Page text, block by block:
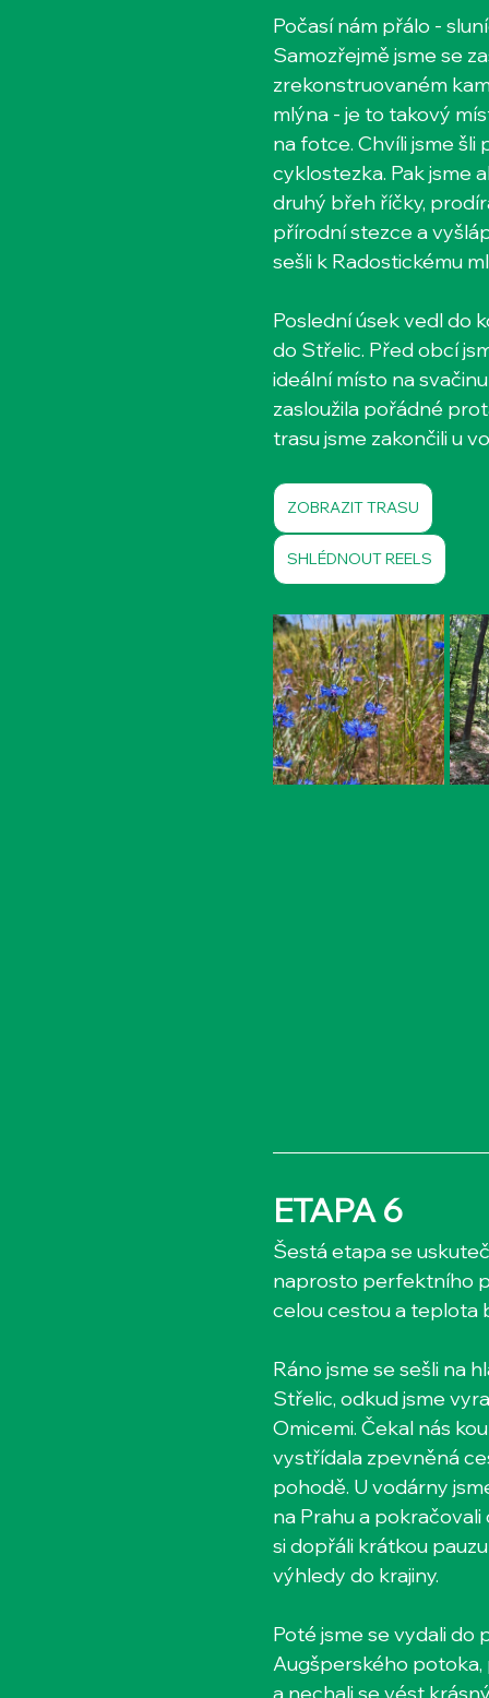
Počasí nám přálo -
Samozřejmě jsme se
zrekonstruovaném
mlýna - je to takový
na fotce. Chvíli jsme
cyklostezka. Pak jsme
druhý břeh říčky,
přírodní stezce a
sešli k Radostickému
Poslední úsek vedl do
do Střelic. Před obcí
ideální místo na
zasloužila pořádné
trasu jsme zakončili u
ZOBRAZIT TRASU
SHLÉDNOUT REELS
ETAPA 6
Šestá etapa se
naprosto perfektního
celou cestou a teplota
Ráno jsme se sešli na
Střelic, odkud jsme
Omicemi. Čekal nás
vystřídala zpevněná
pohodě. U vodárny
na Prahu a
si dopřáli krátkou
výhledy do krajiny.
Poté jsme se vydali
Augšperského